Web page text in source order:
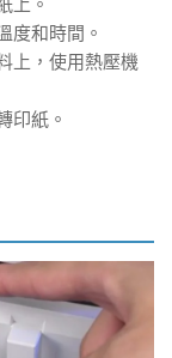
上。
度和時間。
上，使用熱壓機
印紙。